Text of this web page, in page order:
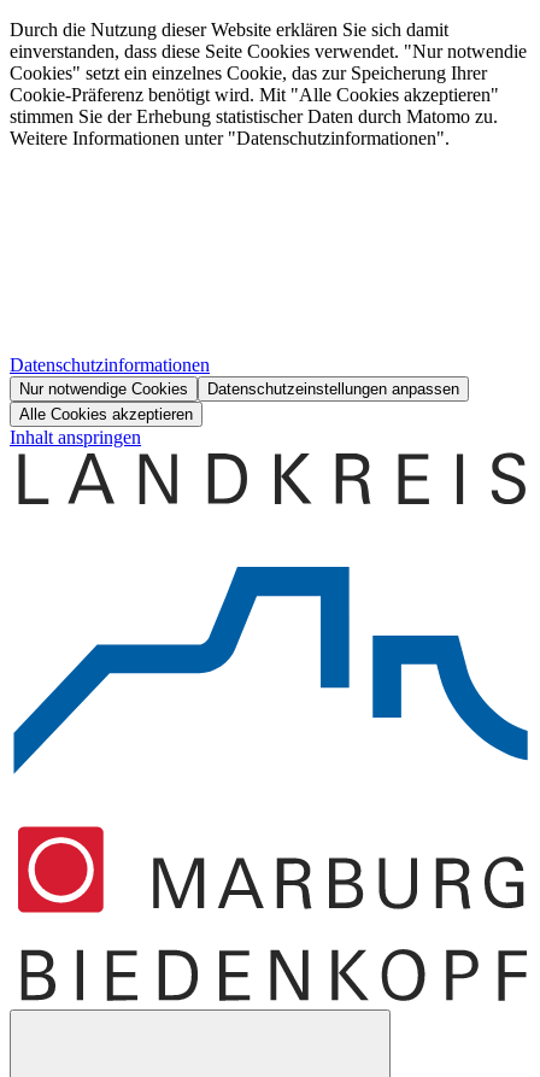
Durch die Nutzung dieser Website erklären Sie sich damit
einverstanden, dass diese Seite Cookies verwendet. "Nur notwendie
Cookies" setzt ein einzelnes Cookie, das zur Speicherung Ihrer
Cookie-Präferenz benötigt wird. Mit "Alle Cookies akzeptieren"
stimmen Sie der Erhebung statistischer Daten durch Matomo zu.
Weitere Informationen unter "Datenschutzinformationen".
Datenschutzinformationen
Nur notwendige Cookies
Datenschutzeinstellungen anpassen
Alle Cookies akzeptieren
Inhalt anspringen